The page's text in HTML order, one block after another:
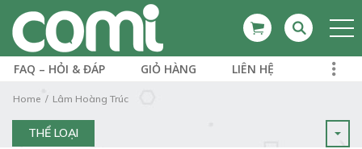
FAQ – HỎI & ĐÁP GIỎ HÀNG LIÊN HỆ
Home Lâm Hoàng Trúc
THỂ LOẠI